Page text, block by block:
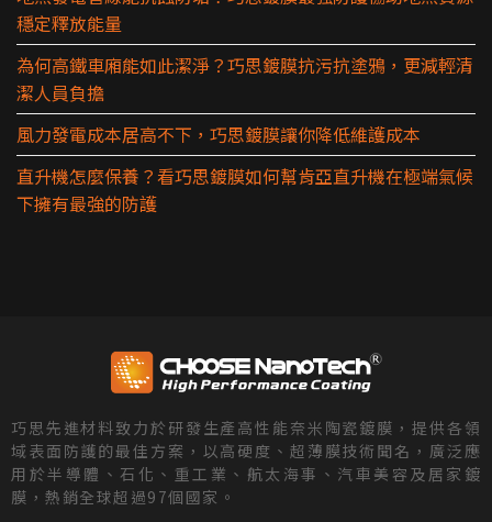
穩定釋放能量
為何高鐵車廂能如此潔淨？巧思鍍膜抗污抗塗鴉，更減輕清
潔人員負擔
風力發電成本居高不下，巧思鍍膜讓你降低維護成本
直升機怎麼保養？看巧思鍍膜如何幫肯亞直升機在極端氣候
下擁有最強的防護
巧思先進材料致力於研發生產高性能奈米陶瓷鍍膜，提供各領
域表面防護的最佳方案，以高硬度、超薄膜技術聞名，廣泛應
用於半導體、石化、重工業、航太海事、汽車美容及居家鍍
膜，熱銷全球超過97個國家。